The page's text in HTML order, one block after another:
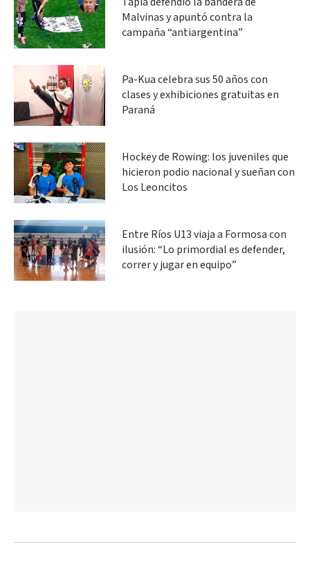
Malvinas y apuntó contra la
campaña “antiargentina”
Pa-Kua celebra sus 50 años con
clases y exhibiciones gratuitas en
Paraná
Hockey de Rowing: los juveniles que
hicieron podio nacional y sueñan con
Los Leoncitos
Entre Ríos U13 viaja a Formosa con
ilusión: “Lo primordial es defender,
correr y jugar en equipo”